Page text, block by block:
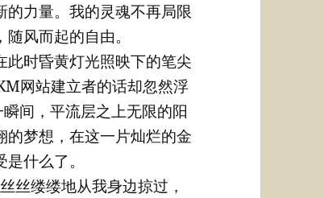
力量。我的灵魂不再局限
风而起的自由。
时昏黄灯光照映下的笔尖
网站建立者的话却忽然浮
间，平流层之上无限的阳
梦想，在这一片灿烂的金
什么了。
丝缕缕地从我身边掠过，